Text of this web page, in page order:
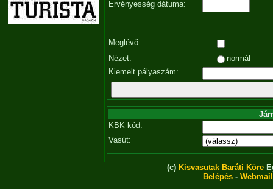
Érvényesség dátuma:
Meglévő:
Nézet:
normál
Kiemelt pályaszám:
KBK-kód:
Vasút:
(c) Kisvasutak Baráti Köre
Belépés - Webmail